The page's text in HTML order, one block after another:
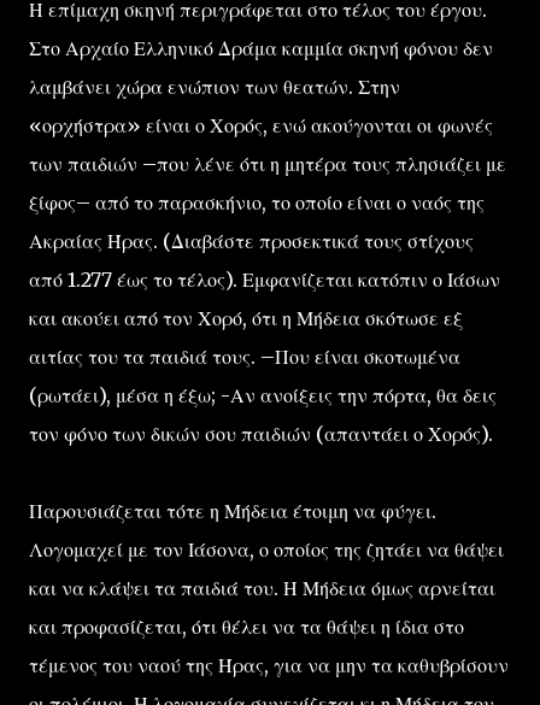
Η επίμαχη σκηνή περιγράφεται στο τέλος του έργου.
Στο Αρχαίο Ελληνικό Δράμα καμμία σκηνή φόνου δεν
λαμβάνει χώρα ενώπιον των θεατών. Στην
«ορχήστρα» είναι ο Χορός, ενώ ακούγονται οι φωνές
των παιδιών –που λένε ότι η μητέρα τους πλησιάζει με
ξίφος– από το παρασκήνιο, το οποίο είναι ο ναός της
Ακραίας Ήρας. (Διαβάστε προσεκτικά τους στίχους
από 1.277 έως το τέλος). Εμφανίζεται κατόπιν ο Ιάσων
και ακούει από τον Χορό, ότι η Μήδεια σκότωσε εξ
αιτίας του τα παιδιά τους. –Που είναι σκοτωμένα
(ρωτάει), μέσα η έξω; -Αν ανοίξεις την πόρτα, θα δεις
τον φόνο των δικών σου παιδιών (απαντάει ο Χορός).
Παρουσιάζεται τότε η Μήδεια έτοιμη να φύγει.
Λογομαχεί με τον Ιάσονα, ο οποίος της ζητάει να θάψει
και να κλάψει τα παιδιά του. Η Μήδεια όμως αρνείται
και προφασίζεται, ότι θέλει να τα θάψει η ίδια στο
τέμενος του ναού της Ήρας, για να μην τα καθυβρίσουν